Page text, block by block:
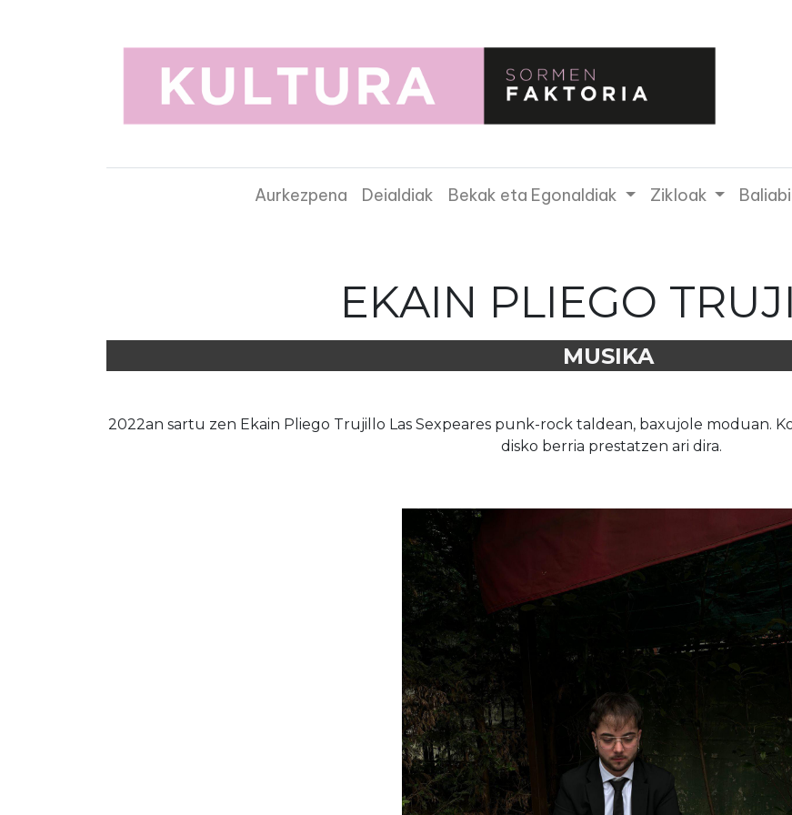
Aurkezpena Deialdiak Bekak eta Egonaldiak Zikloak
EKAIN PLIEGO
MUSIKA
2022an sartu zen Ekain Pliego Trujillo Las Sexpeares punk-rock taldean, baxujole moduan.
disko berria prestatzen ari dira.